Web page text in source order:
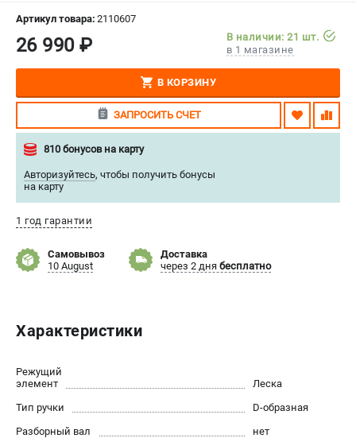
СЕРВИС
ИЗБРАННОЕ
СРАВНЕНИЕ ( 0 )
ПОДДЕРЖКА
Нашли дешевле?
Новости
Как нас найти
Пользовательское соглашение
Способы оплаты
Артикул товара: 2110607
26 990 ₽
В наличии: 21 шт.
в 1 магазине
В КОРЗИНУ
ЗАПРОСИТЬ СЧЕТ
810 бонусов на карту
Авторизуйтесь, чтобы получить бонусы
на карту
1 год гарантии
Самовывоз
10 August
Доставка
через 2 дня бесплатно
Характеристики
Режущий
элемент
Леска
Тип ручки
D-образная
Разборный вал
нет